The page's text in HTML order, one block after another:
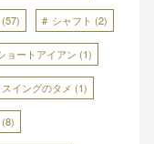
(57) シャフト (2)
ョートアイアン (1)
スイングのタメ (1)
(8)